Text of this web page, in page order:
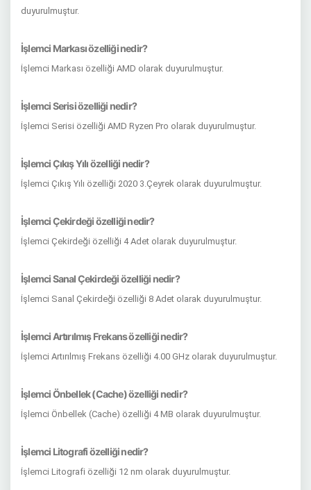
duyurulmuştur.
İşlemci Markası özelliği nedir?
İşlemci Markası özelliği AMD olarak duyurulmuştur.
İşlemci Serisi özelliği nedir?
İşlemci Serisi özelliği AMD Ryzen Pro olarak duyurulmuştur.
İşlemci Çıkış Yılı özelliği nedir?
İşlemci Çıkış Yılı özelliği 2020 3.Çeyrek olarak duyurulmuştur.
İşlemci Çekirdeği özelliği nedir?
İşlemci Çekirdeği özelliği 4 Adet olarak duyurulmuştur.
İşlemci Sanal Çekirdeği özelliği nedir?
İşlemci Sanal Çekirdeği özelliği 8 Adet olarak duyurulmuştur.
İşlemci Artırılmış Frekans özelliği nedir?
İşlemci Artırılmış Frekans özelliği 4.00 GHz olarak duyurulmuştur.
İşlemci Önbellek (Cache) özelliği nedir?
İşlemci Önbellek (Cache) özelliği 4 MB olarak duyurulmuştur.
İşlemci Litografi özelliği nedir?
İşlemci Litografi özelliği 12 nm olarak duyurulmuştur.